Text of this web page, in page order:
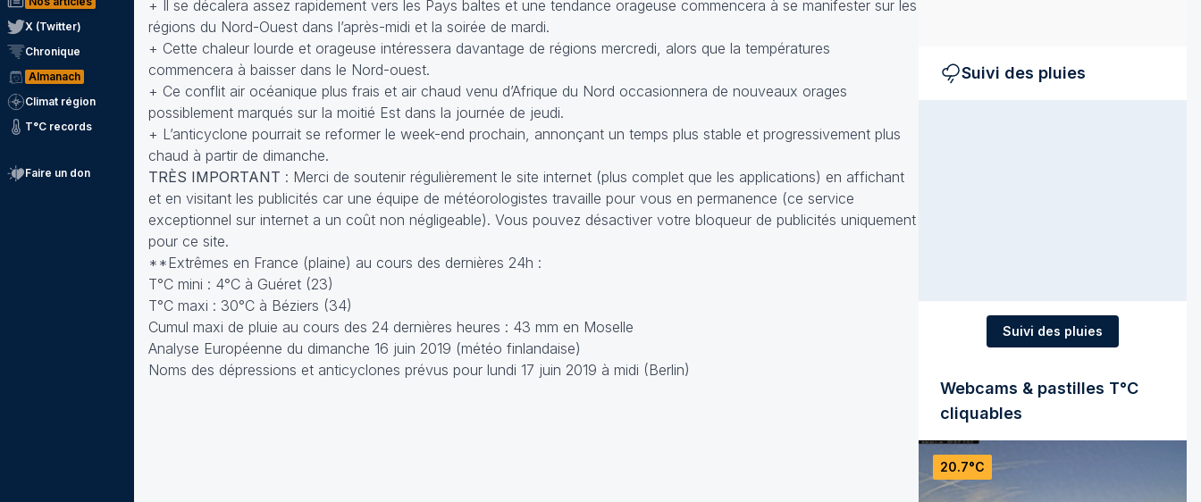
X (Twitter)
Chronique
Almanach
Climat région
T°C records
Faire un don
+ Il se décalera assez rapidement vers les Pays baltes et une tendance orageuse commencera à se manifester sur les
régions du Nord-Ouest dans l’après-midi et la soirée de mardi.
+ Cette chaleur lourde et orageuse intéressera davantage de régions mercredi, alors que la températures
commencera à baisser dans le Nord-ouest.
+ Ce conflit air océanique plus frais et air chaud venu d’Afrique du Nord occasionnera de nouveaux orages
possiblement marqués sur la moitié Est dans la journée de jeudi.
+ L’anticyclone pourrait se reformer le week-end prochain, annonçant un temps plus stable et progressivement plus
chaud à partir de dimanche.
TRÈS IMPORTANT : Merci de soutenir régulièrement le site internet (plus complet que les applications) en affichant
et en visitant les publicités car une équipe de météorologistes travaille pour vous en permanence (ce service
exceptionnel sur internet a un coût non négligeable). Vous pouvez désactiver votre bloqueur de publicités uniquement
pour ce site.
**Extrêmes en France (plaine) au cours des dernières 24h :
T°C mini : 4°C à Guéret (23)
T°C maxi : 30°C à Béziers (34)
Cumul maxi de pluie au cours des 24 dernières heures : 43 mm en Moselle
Analyse Européenne du dimanche 16 juin 2019 (météo finlandaise)
Noms des dépressions et anticyclones prévus pour lundi 17 juin 2019 à midi (Berlin)
Suivi des pluies
Suivi des pluies
Webcams & pastilles T°C
cliquables
20.7°C